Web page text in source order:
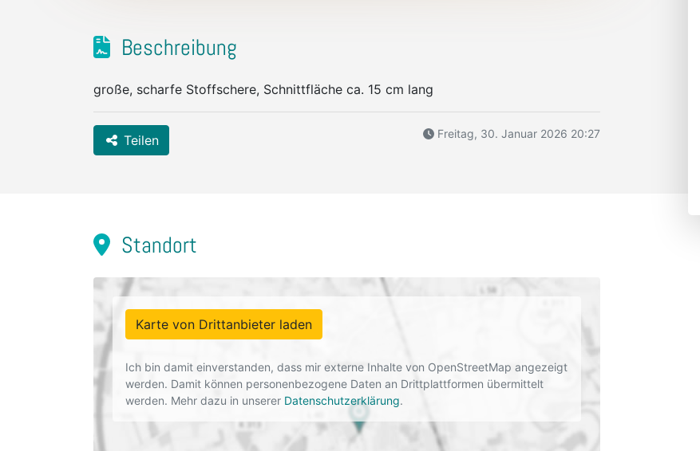
Beschreibung
große, scharfe Stoffschere, Schnittfläche ca. 15 cm lang
Teilen Freitag, 30. Januar 2026 20:27
Standort
Karte von Drittanbieter laden
Ich bin damit einverstanden, dass mir externe Inhalte von OpenStreetMap angezeigt
werden. Damit können personenbezogene Daten an Drittplattformen übermittelt
werden. Mehr dazu in unserer Datenschutzerklärung.